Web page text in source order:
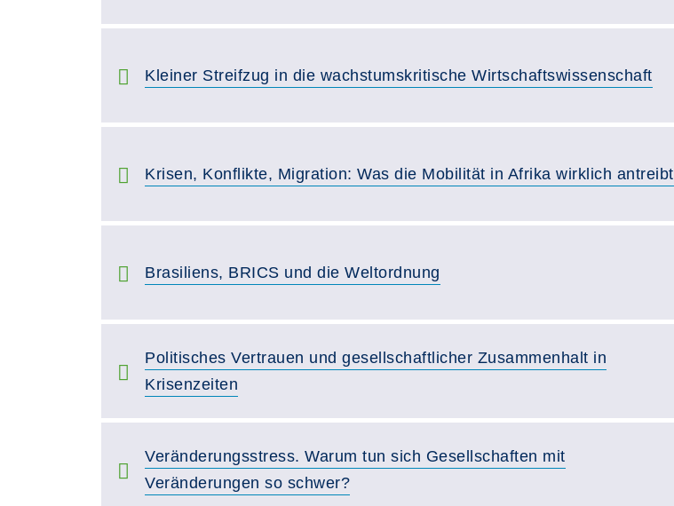
Kleiner Streifzug in die wachstumskritische Wirtschaftswissenschaft
Krisen, Konflikte, Migration: Was die Mobilität in Afrika wirklich antreibt
Brasiliens, BRICS und die Weltordnung
Politisches Vertrauen und gesellschaftlicher Zusammenhalt in
Krisenzeiten
Veränderungsstress. Warum tun sich Gesellschaften mit
Veränderungen so schwer?